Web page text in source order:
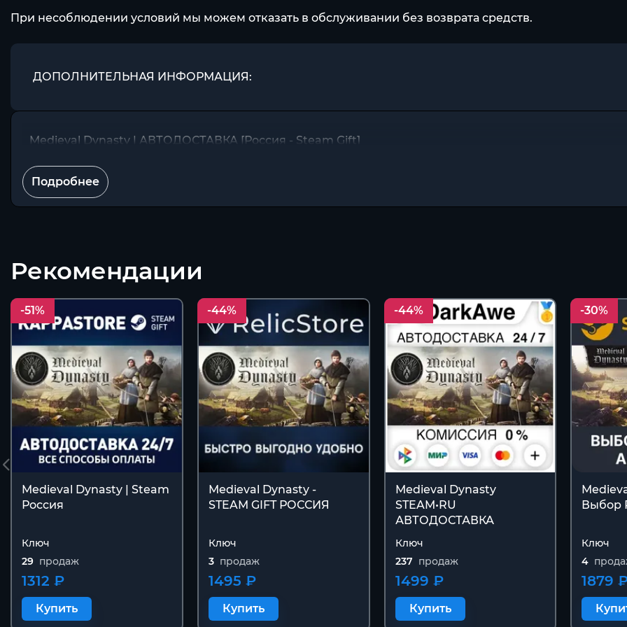
При несоблюдении условий мы можем отказать в обслуживании без возврата средств.
ДОПОЛНИТЕЛЬНАЯ ИНФОРМАЦИЯ:
Medieval Dynasty | АВТОДОСТАВКА [Россия - Steam Gift]
Подробнее
Рекомендации
-51%
Medieval Dynasty | Steam
Россия
Ключ
29 продаж
1312 ₽
Купить
-44%
Medieval Dynasty -
STEAM GIFT РОССИЯ
Ключ
3 продаж
1495 ₽
Купить
-44%
Medieval Dynasty
STEAM•RU
АВТОДОСТАВКА
Ключ
237 продаж
1499 ₽
Купить
-30%
Выбор
Ключ
4
1879